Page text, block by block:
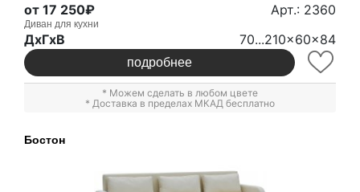
от 17 250₽ Арт.: 2360
Диван для кухни
ДxГxВ 70...210x60x84
подробнее
* Можем сделать в любом цвете
* Доставка в пределах МКАД бесплатно
Бостон